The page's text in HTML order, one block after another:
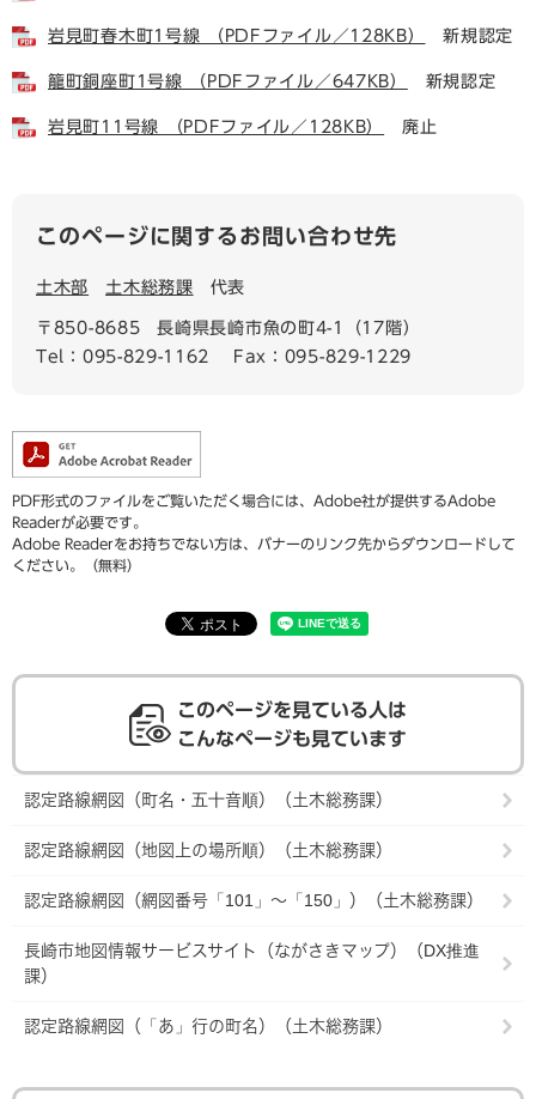
岩見町春木町1号線 （PDFファイル／128KB） 新規認定
籠町銅座町1号線 （PDFファイル／647KB） 新規認定
岩見町11号線 （PDFファイル／128KB） 廃止
このページに関するお問い合わせ先
土木部 土木総務課 代表
〒850-8685
長崎県長崎市魚の町4-1（17階）
Tel：095-829-1162
Fax：095-829-1229
PDF形式のファイルをご覧いただく場合には、Adobe社が提供するAdobe
Readerが必要です。
Adobe Readerをお持ちでない方は、バナーのリンク先からダウンロードして
ください。（無料）
このページを見ている人は
こんなページも見ています
認定路線網図（町名・五十音順）（土木総務課）
認定路線網図（地図上の場所順）（土木総務課）
認定路線網図（網図番号「101」～「150」）（土木総務課）
長崎市地図情報サービスサイト（ながさきマップ）（DX推進
課）
認定路線網図（「あ」行の町名）（土木総務課）